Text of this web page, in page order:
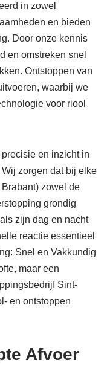
in zowel
en bieden
Door onze kennis
en omstreken snel
Ontstoppen van
waarbij we
voor riool
en inzicht in
zorgen dat bij elke
zowel de
grondig
zijn dag en nacht
reactie essentieel
Snel en Vakkundig
maar een
Sint-
en ontstoppen
Afvoer